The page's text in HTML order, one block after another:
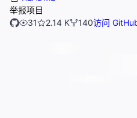
举报项目
31
2.14 K 140访问